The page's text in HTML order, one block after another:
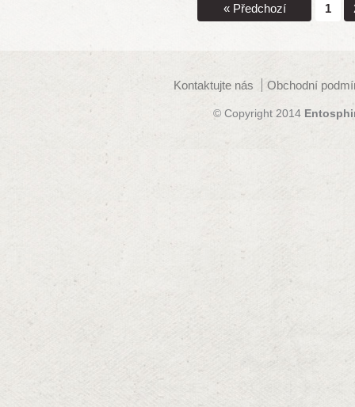
« Předchozí 1
Kontaktujte nás Obchodní
© Copyright 2014